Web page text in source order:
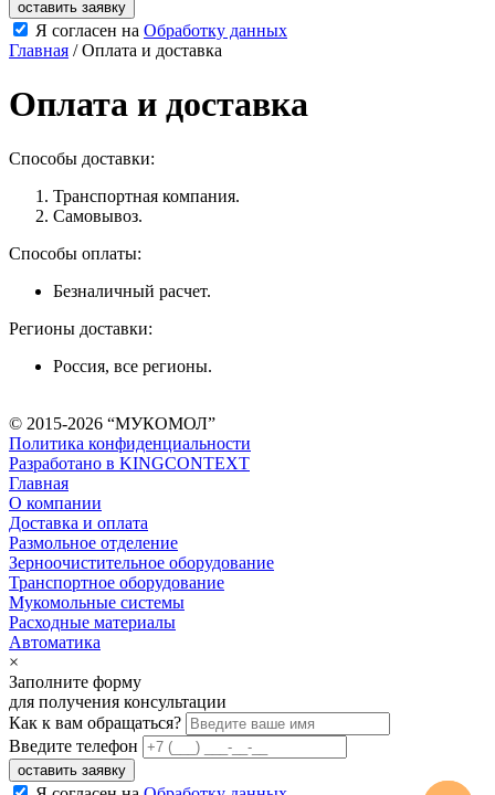
Я согласен на Обработку данных
Главная /Оплата и доставка
Оплата и доставка
Способы доставки:
Транспортная компания.
Самовывоз.
Способы оплаты:
Безналичный расчет.
Регионы доставки:
Россия, все регионы.
© 2015-2026 “МУКОМОЛ”
Политика конфиденциальности
Разработано в KINGCONTEXT
Главная
О компании
Доставка и оплата
Размольное отделение
Зерноочистительное оборудование
Транспортное оборудование
Мукомольные системы
Расходные материалы
Автоматика
×
Заполните форму
для получения консультации
Как к вам обращаться?
Введите телефон